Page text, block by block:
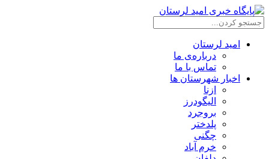
امید لرستان
درباره‌ی ما
تماس با ما
اخبار شهرستان ها
ازنا
الیگودرز
بروجرد
پلدختر
چگنی
خرم آباد